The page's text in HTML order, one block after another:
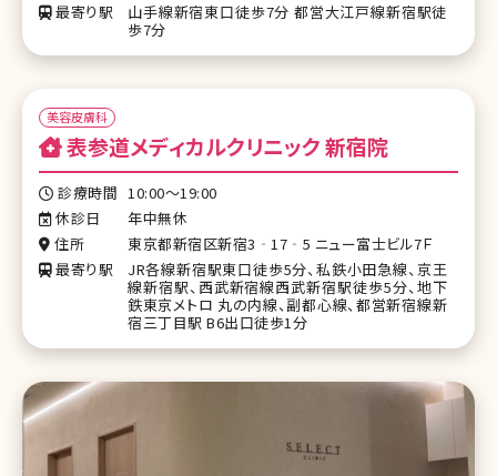
最寄り駅
山手線新宿東口徒歩7分 都営大江戸線新宿駅徒
歩7分
美容皮膚科
表参道メディカルクリニック 新宿院
診療時間 10:00～19:00
休診日
年中無休
住所
東京都新宿区新宿3‐17‐5 ニュー富士ビル7Ｆ
最寄り駅
JR各線新宿駅東口徒歩5分、私鉄小田急線、京王
線新宿駅、西武新宿線西武新宿駅徒歩5分、地下
鉄東京メトロ 丸の内線、副都心線、都営新宿線新
宿三丁目駅 B6出口徒歩1分